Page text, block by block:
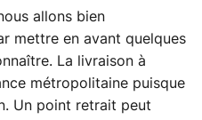
allons bien
mettre en avant quelques
La livraison à
métropolitaine puisque
Un point retrait peut